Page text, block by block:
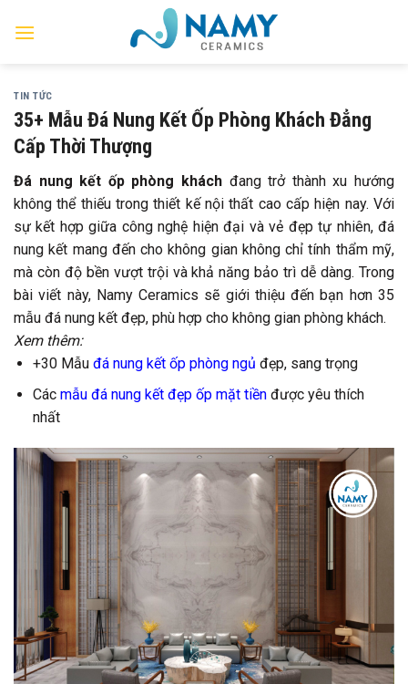
TIN TỨC
35+ Mẫu Đá Nung Kết Ốp Phòng Khách Đẳng
Cấp Thời Thượng
Đá nung kết ốp phòng khách đang trở thành xu hướng
không thể thiếu trong thiết kế nội thất cao cấp hiện nay. Với
sự kết hợp giữa công nghệ hiện đại và vẻ đẹp tự nhiên, đá
nung kết mang đến cho không gian không chỉ tính thẩm mỹ,
mà còn độ bền vượt trội và khả năng bảo trì dễ dàng. Trong
bài viết này, Namy Ceramics sẽ giới thiệu đến bạn hơn 35
mẫu đá nung kết đẹp, phù hợp cho không gian phòng khách.
Xem thêm:
+30 Mẫu đá nung kết ốp phòng ngủ đẹp, sang trọng
Các mẫu đá nung kết đẹp ốp mặt tiềnđược yêu thích
nhất